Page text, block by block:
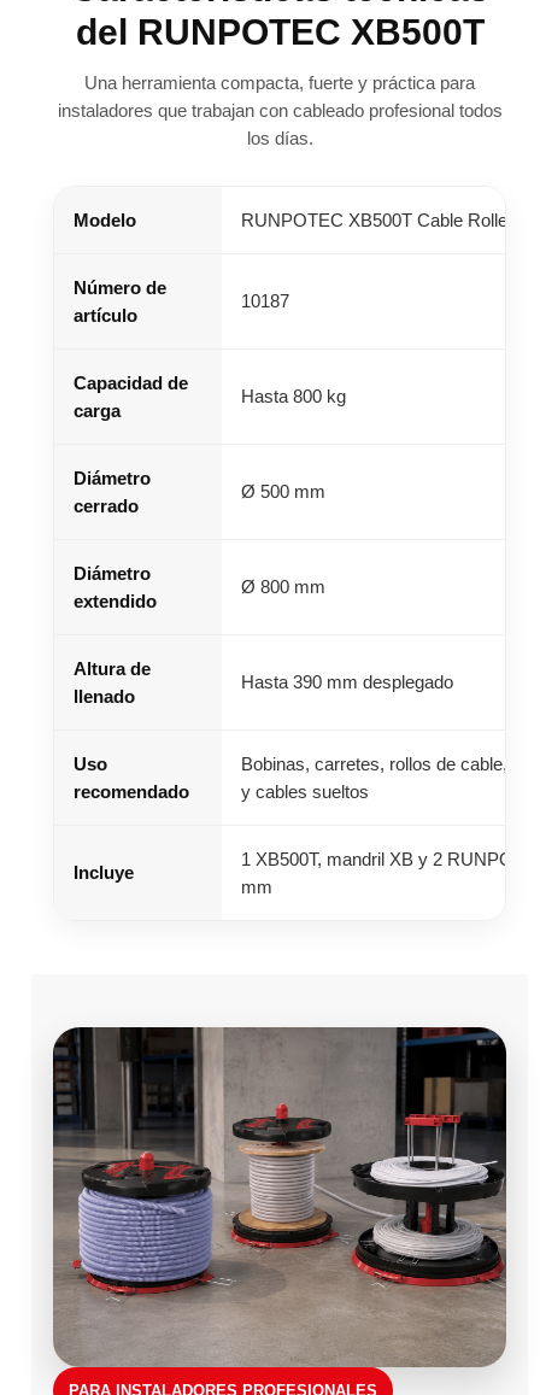
del RUNPOTEC XB500T
Una herramienta compacta, fuerte y práctica para
instaladores que trabajan con cableado profesional todos
los días.
Modelo RUNPOTEC XB500T Cable Roller
Número de
artículo
10187
Capacidad de
carga
Hasta 800 kg
Diámetro
cerrado
Ø 500 mm
Diámetro
extendido
Ø 800 mm
Altura de
llenado
Hasta 390 mm desplegado
Uso
recomendado
Bobinas, carretes, rollos de cable,
y cables sueltos
Incluye
1 XB500T, mandril XB y 2
mm
PARA INSTALADORES PROFESIONALES